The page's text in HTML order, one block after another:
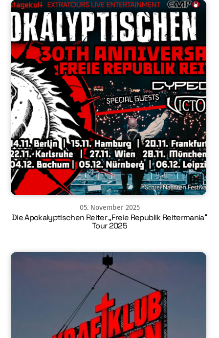
05. November 2025
Die Apokalyptischen Reiter „Freie Republik Reitermania“
Tour 2025